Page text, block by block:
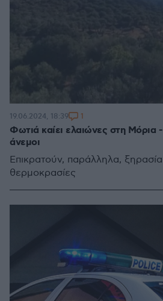
Φωτιά καίει ελαιώνες στη Μόρια
άνεμοι
Επικρατούν, παράλληλα,
θερμοκρασίες
19.06.2024, 18:39 1